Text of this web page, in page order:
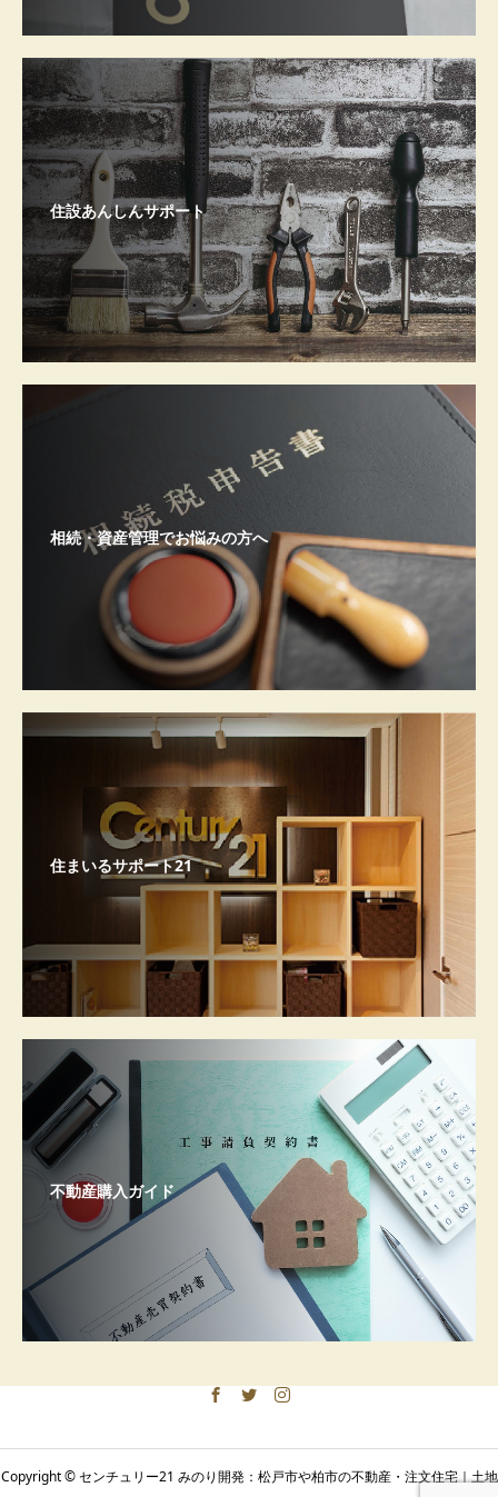
住設あんしんサポート
相続・資産管理でお悩みの方へ
住まいるサポート21
不動産購入ガイド
Copyright © センチュリー21 みのり開発：松戸市や柏市の不動産・注文住宅｜土地